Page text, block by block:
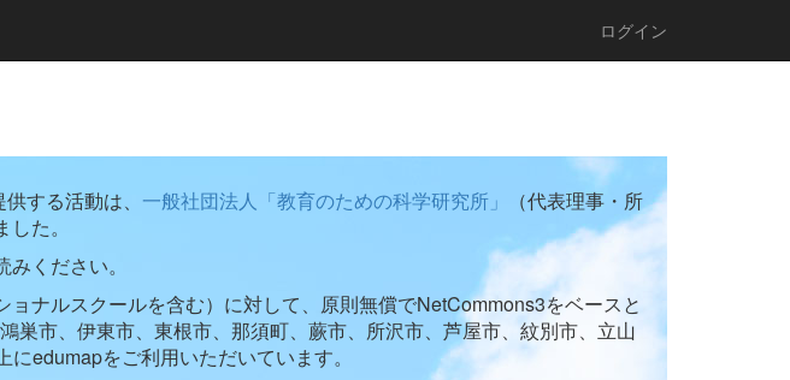
ログイン
する活動は、 一般社団法人「教育のための科学研究所」
（代表理事・所
た。
みください。
ナルスクールを含む）に対して、原則無償でNetCommons3をベースと
巣市、伊東市、東根市、那須町、蕨市、所沢市、芦屋市、紋別市、立山
edumapをご利用いただいています。